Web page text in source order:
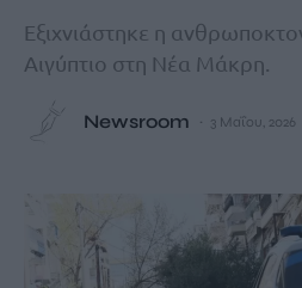
Εξιχνιάστηκε η
Αιγύπτιο στη Νέα Μάκρη.
Newsroom 3 Μαΐου, 2026